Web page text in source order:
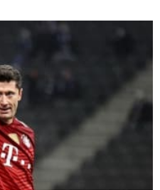
アリ／ナシ
ショップ
/マイルーム